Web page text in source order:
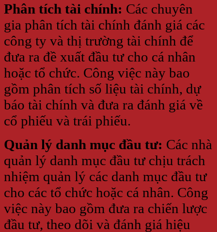
Phân tích tài chính: Các chuyên
gia phân tích tài chính đánh giá các
công ty và thị trường tài chính để
đưa ra đề xuất đầu tư cho cá nhân
hoặc tổ chức. Công việc này bao
gồm phân tích số liệu tài chính, dự
báo tài chính và đưa ra đánh giá về
cổ phiếu và trái phiếu.
Quản lý danh mục đầu tư: Các nhà
quản lý danh mục đầu tư chịu trách
nhiệm quản lý các danh mục đầu tư
cho các tổ chức hoặc cá nhân. Công
việc này bao gồm đưa ra chiến lược
đầu tư, theo dõi và đánh giá hiệu